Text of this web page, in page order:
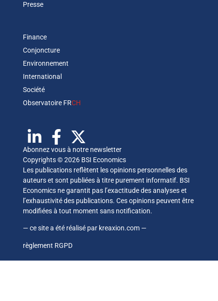
Presse
Finance
Conjoncture
Environnement
International
Société
Observatoire FRCH
Abonnez vous à notre newsletter
Copyrights © 2026 BSI Economics
Les publications reflètent les opinions personnelles des
auteurs et sont publiées à titre purement informatif. BSI
Economics ne garantit pas l’exactitude des analyses et
l’exhaustivité des publications. Ces opinions peuvent être
modifiées à tout moment sans notification.
— ce site a été réalisé par kreaxion.com —
règlement RGPD